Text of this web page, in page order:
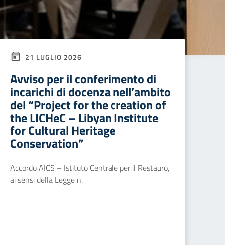
21 LUGLIO 2026
Avviso per il conferimento di
incarichi di docenza nell’ambito
del “Project for the creation of
the LICHeC – Libyan Institute
for Cultural Heritage
Conservation”
Accordo AICS – Istituto Centrale per il Restauro,
ai sensi della Legge n.